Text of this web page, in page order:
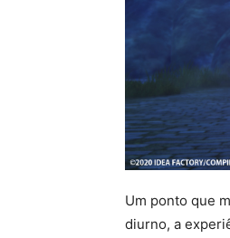
Um ponto que
diurno, a